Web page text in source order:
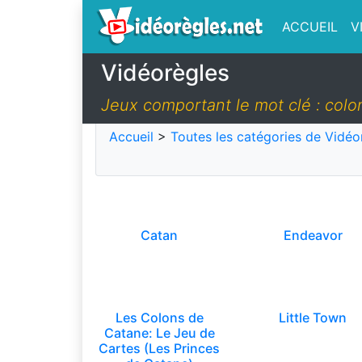
ACCUEIL
Vidéorègles
Jeux comportant le mot clé :
Accueil > Toutes les catégories de
Catan Endeavor
Les Colons de
Catane: Le Jeu de
Cartes (Les Princes
Little Town